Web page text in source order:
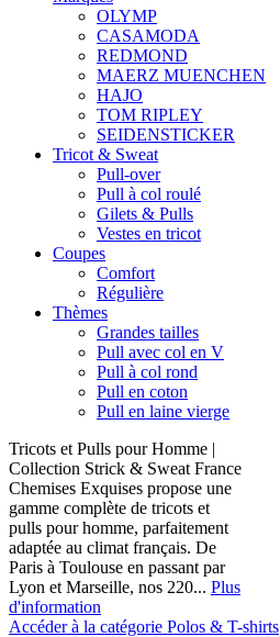
OLYMP
CASAMODA
REDMOND
MAERZ MUENCHEN
HAJO
TOM RIPLEY
SEIDENSTICKER
Tricot & Sweat
Pull-over
Pull à col roulé
Gilets & Pulls
Vestes en tricot
Coupes
Comfort
Régulière
Thèmes
Grandes tailles
Pull avec col en V
Pull à col rond
Pull en coton
Pull en laine vierge
Tricots et Pulls pour Homme |
Collection Strick & Sweat France
Chemises Exquises propose une
gamme complète de tricots et
pulls pour homme, parfaitement
adaptée au climat français. De
Paris à Toulouse en passant par
Lyon et Marseille, nos 220... Plus
d'information
Accéder à la catégorie Polos & T-shirts